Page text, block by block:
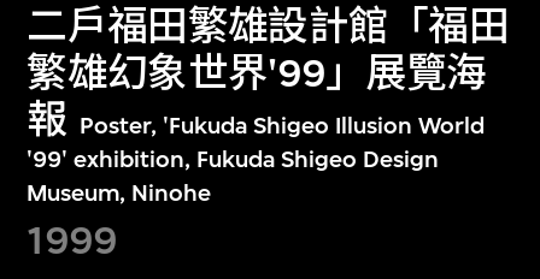
二戶福田繁雄設計館「福田
繁雄幻象世界'99」展覽海
報 Poster, 'Fukuda Shigeo Illusion World
'99' exhibition, Fukuda Shigeo Design
Museum, Ninohe
1999